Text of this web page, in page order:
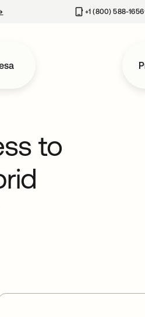
se abre en una pestaña nueva+1 (800) 588-1656
to